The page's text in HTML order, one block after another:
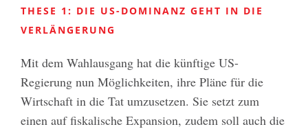
THESE 1: DIE US-DOMINANZ GEHT IN DIE
VERLÄNGERUNG
Mit dem Wahlausgang hat die künftige US-
Regierung nun Möglichkeiten, ihre Pläne für die
Wirtschaft in die Tat umzusetzen. Sie setzt zum
einen auf fiskalische Expansion, zudem soll auch die